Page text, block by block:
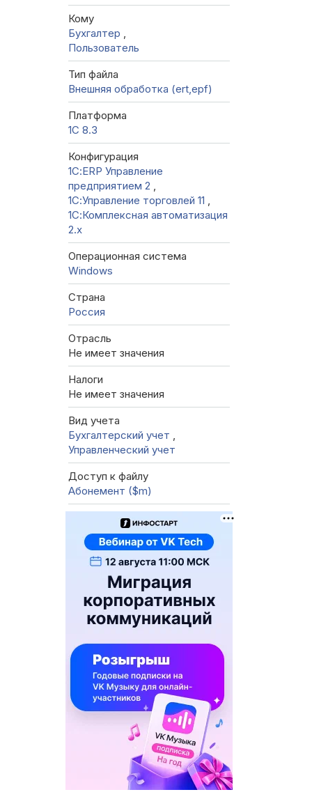
Кому
Бухгалтер ,
Пользователь
Тип файла
Внешняя обработка (ert,epf)
Платформа
1С 8.3
Конфигурация
1С:ERP Управление
предприятием 2 ,
1С:Управление торговлей 11 ,
1С:Комплексная автоматизация
2.х
Операционная система
Windows
Страна
Россия
Отрасль
Не имеет значения
Налоги
Не имеет значения
Вид учета
Бухгалтерский учет ,
Управленческий учет
Доступ к файлу
Абонемент ($m)